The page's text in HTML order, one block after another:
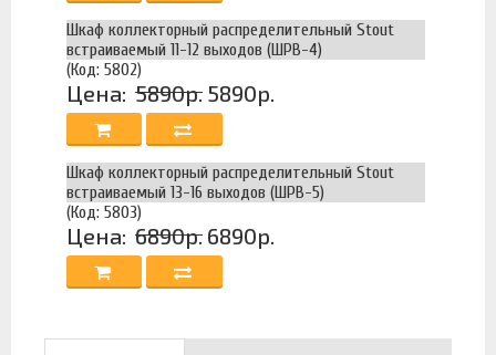
Шкаф коллекторный распределительный Stout
встраиваемый 11-12 выходов (ШРВ-4)
(Код: 5802)
Цена: 5890р. 5890р.
Шкаф коллекторный распределительный Stout
встраиваемый 13-16 выходов (ШРВ-5)
(Код: 5803)
Цена: 6890р. 6890р.